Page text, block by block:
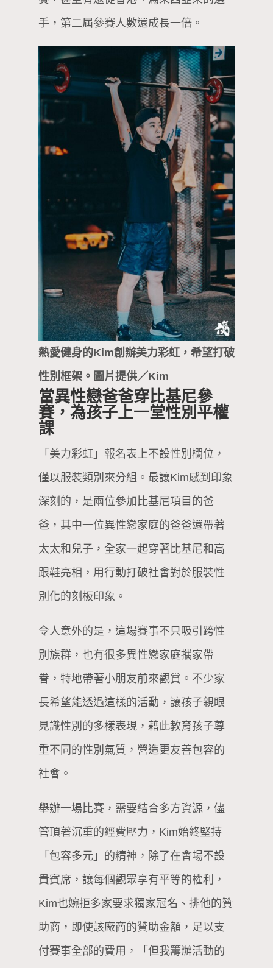
手，第二屆參賽人數還成長一倍。
熱愛健身的Kim創辦美力彩虹，希望打破
性別框架。圖片提供／Kim
當異性戀爸爸穿比基尼參
賽，為孩子上一堂性別平權
課
「美力彩虹」報名表上不設性別欄位，
僅以服裝類別來分組。最讓Kim感到印象
深刻的，是兩位參加比基尼項目的爸
爸，其中一位異性戀家庭的爸爸還帶著
太太和兒子，全家一起穿著比基尼和高
跟鞋亮相，用行動打破社會對於服裝性
別化的刻板印象。
令人意外的是，這場賽事不只吸引跨性
別族群，也有很多異性戀家庭攜家帶
眷，特地帶著小朋友前來觀賞。不少家
長希望能透過這樣的活動，讓孩子親眼
見識性別的多樣表現，藉此教育孩子尊
重不同的性別氣質，營造更友善包容的
社會。
舉辦一場比賽，需要結合多方資源，儘
管頂著沉重的經費壓力，Kim始終堅持
「包容多元」的精神，除了在會場不設
貴賓席，讓每個觀眾享有平等的權利，
Kim也婉拒多家要求獨家冠名、排他的贊
助商，即使該廠商的贊助金額，足以支
付賽事全部的費用，「但我籌辦活動的